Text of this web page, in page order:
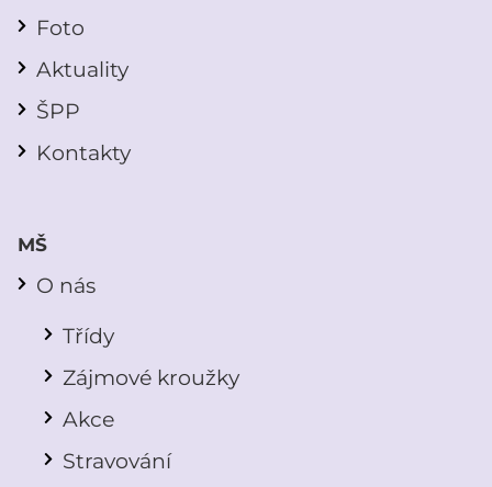
Foto
Aktuality
ŠPP
Kontakty
MŠ
O nás
Třídy
Zájmové kroužky
Akce
Stravování